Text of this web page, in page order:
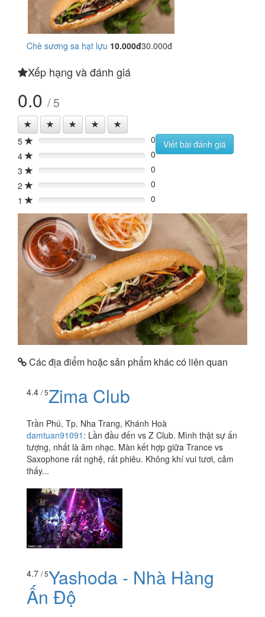
Chè sương sa hạt lựu 10.000đ30.000đ
Xếp hạng và đánh giá
0.0 / 5
5 0%
0
4
0%
0
3
0%
0
2
0%
0
1
0% 0
Viết bài đánh giá
Các địa điểm hoặc sản phẩm khác có liên quan
4.4 / 5Zima Club
Trần Phú, Tp. Nha Trang, Khánh Hoà
damtuan91091 : Lần đầu đến vs Z Club. Mình thật sự ấn
tượng, nhất là âm nhạc. Màn kết hợp giữa Trance vs
Saxophone rất nghệ, rất phiêu. Không khí vui tươi, cảm
thấy...
4.7 / 5Yashoda - Nhà Hàng
Ấn Độ